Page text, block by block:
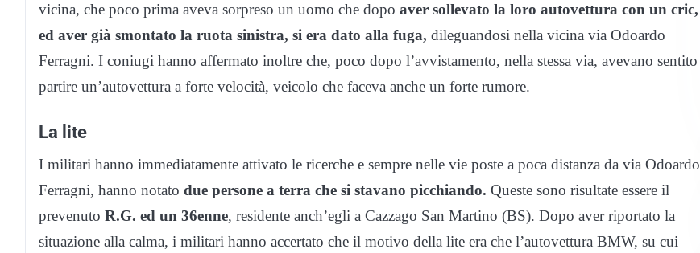
vicina, che poco prima aveva sorpreso un uomo che dopo aver sollevato la loro autovettura con un cric,
ed aver già smontato la ruota sinistra, si era dato alla fuga, dileguandosi nella vicina via Odoardo
Ferragni. I coniugi hanno affermato inoltre che, poco dopo l’avvistamento, nella stessa via, avevano sentito
partire un’autovettura a forte velocità, veicolo che faceva anche un forte rumore.
La lite
I militari hanno immediatamente attivato le ricerche e sempre nelle vie poste a poca distanza da via Odoardo
Ferragni, hanno notato due persone a terra che si stavano picchiando. Queste sono risultate essere il
prevenuto R.G. ed un 36enne, residente anch’egli a Cazzago San Martino (BS). Dopo aver riportato la
situazione alla calma, i militari hanno accertato che il motivo della lite era che l’autovettura BMW, su cui